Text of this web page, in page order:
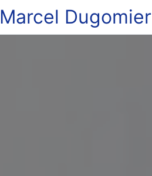
Marcel Dugomier